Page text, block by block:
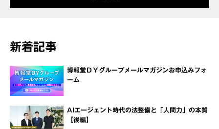
新着記事
博報堂ＤＹグループメールマガジンお申込みフォ
ーム
AIエージェント時代の法整備と「人間力」の本質
【後編】